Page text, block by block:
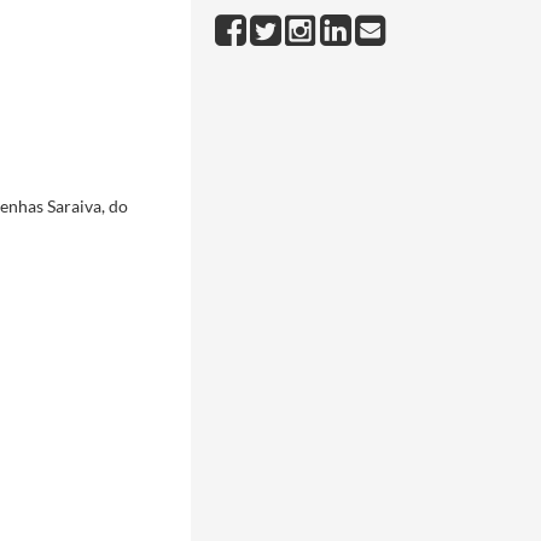
do Prémio Seiva
Branco
Toledo à Câmara Municipal
Saraiva, do